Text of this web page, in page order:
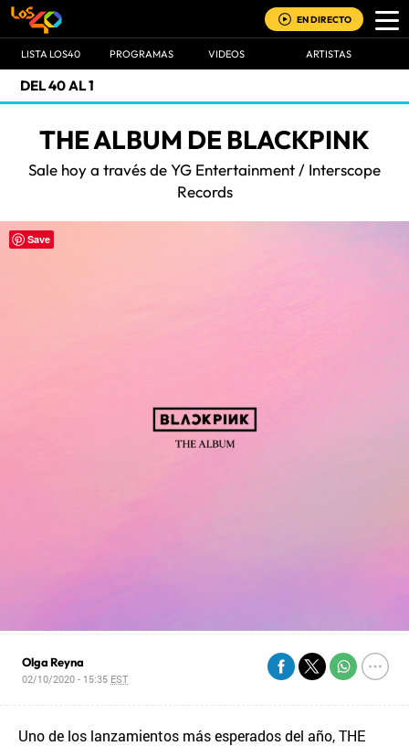
EN DIRECTO
LISTA LOS40 PROGRAMAS VIDEOS ARTISTAS
DEL 40 AL 1
THE ALBUM DE BLACKPINK
Sale hoy a través de YG Entertainment / Interscope
Records
Olga Reyna
02/10/2020 - 15:35 EST
Uno de los lanzamientos más esperados del año, THE
Save